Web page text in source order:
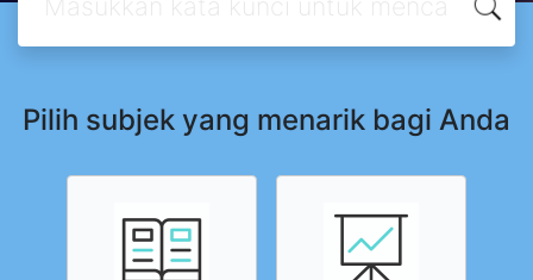
Pilih subjek yang menarik bagi Anda